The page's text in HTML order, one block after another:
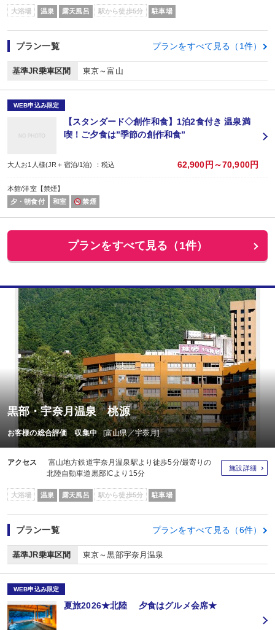
大浴場 温泉 露天風呂 駅から徒歩5分 駐車場
プラン一覧 プランをすべて見る（1件）
基準JR乗車区間 東京～富山
WEB申込み限定
【スタンダード◇創作和食】1泊2食付き 温泉満
喫！ご夕食は”季節の創作和食”
大人お1人様(JR＋宿泊/1泊) ：税込 62,900円～70,900円
本館/洋室【禁煙】
夕・朝食付
和室 禁煙
プランをすべて見る（1件）
黒部・宇奈月温泉 桃源
お客様の総合評価 収集中 [富山県／宇奈月]
アクセス
富山地方鉄道宇奈月温泉駅より徒歩5分/最寄りの
北陸自動車道黒部ICより15分
施設詳細
大浴場 温泉 露天風呂 駅から徒歩5分 駐車場
プラン一覧 プランをすべて見る（6件）
基準JR乗車区間 東京～黒部宇奈月温泉
WEB申込み限定
夏旅2026★北陸 夕食はグルメ会席★